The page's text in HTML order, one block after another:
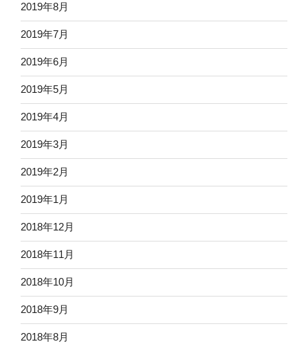
2019年8月
2019年7月
2019年6月
2019年5月
2019年4月
2019年3月
2019年2月
2019年1月
2018年12月
2018年11月
2018年10月
2018年9月
2018年8月